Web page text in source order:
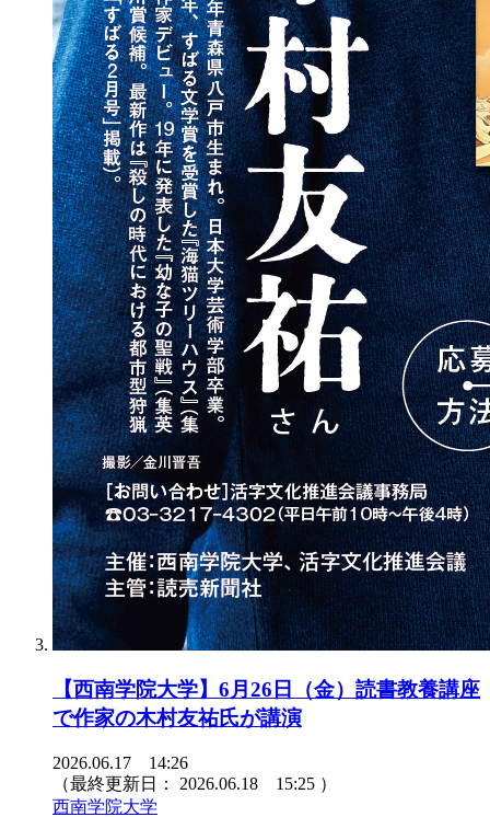
【西南学院大学】6月26日（金）読書教養講座
で作家の木村友祐氏が講演
2026.06.17 14:26
（最終更新日： 2026.06.18 15:25 ）
西南学院大学